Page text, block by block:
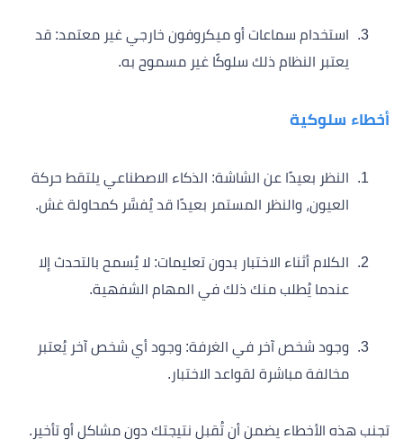
استخدام سماعات أو ميكروفون خارجي غير معتمد: قد
يعتبر النظام ذلك سلوكًا غير مسموح به.
أخطاء سلوكية
النظر بعيدًا عن الشاشة: الذكاء الاصطناعي يلتقط حركة
العيون، والنظر المستمر بعيدًا قد يُفسَّر كمحاولة غش.
الكلام أثناء الاختبار بدون تعليمات: لا يُسمح بالتحدث إلا
عندما يُطلب منك ذلك في المهام الشفهية.
وجود شخص آخر في الغرفة: وجود أي شخص آخر يُعتبر
مخالفة مباشرة لقواعد الاختبار.
تجنب هذه الأخطاء يضمن أن تُقبل نتيجتك دون مشاكل أو تأخير.